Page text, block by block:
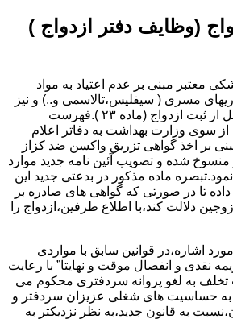
(وظایف دفتر ازدواج )
معتبر مبنی بر عدم اعتیاد به مواد
مسری ( سیفلیس،تالاسمی و..) و نیز
واکسیناسیون زوجین،قبل از ثبت ازدواج (ماده ۲۳ ).فهرست
از سوی وزارت بهداشت به دفاتر اعلام
بر اخذ گواهی تزریق واکسن ضد کزاز
منسوخ شده و تصویب آئین نامه جدید موارد
ماده مذکور در بدعتی جدید این
داده تا در صورتی که گواهی های صادره بر
دلالت کند،با اطلاع طرفین،ازدواج را
اشاره،در قوانین سابق با مواردی
نقدی و انفصال موقت و نهایتا” با رعایت
به لغو پروانه سردفتری محکوم می
به حساسیت های شغلی عزیزان سردفتر و
به قانون جدید،به نظر نزدیکتر به